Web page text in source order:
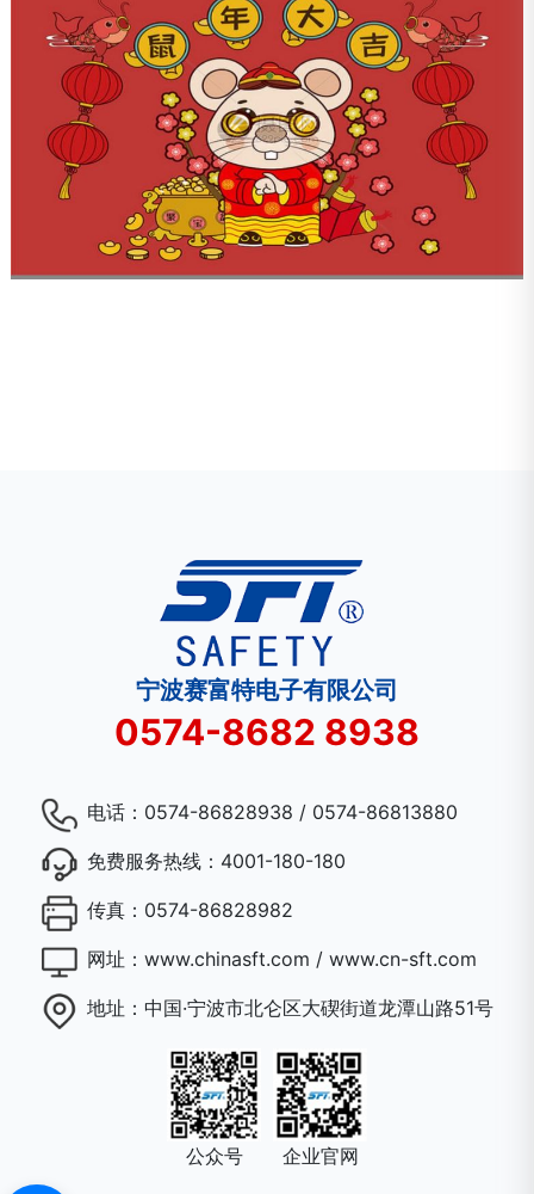
宁波赛富特电子有限公司
0574-8682 8938
电话： 0574-86828938 / 0574-86813880
免费服务热线： 4001-180-180
传真： 0574-86828982
网址： www.chinasft.com / www.cn-sft.com
地址： 中国·宁波市北仑区大碶街道龙潭山路51号
公众号 企业官网